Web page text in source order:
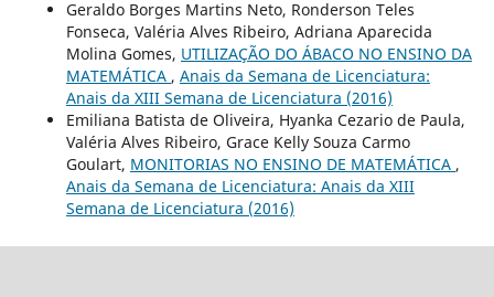
Geraldo Borges Martins Neto, Ronderson Teles
Fonseca, Valéria Alves Ribeiro, Adriana Aparecida
Molina Gomes, UTILIZAÇÃO DO ÁBACO NO ENSINO DA
MATEMÁTICA , Anais da Semana de Licenciatura:
Anais da XIII Semana de Licenciatura (2016)
Emiliana Batista de Oliveira, Hyanka Cezario de Paula,
Valéria Alves Ribeiro, Grace Kelly Souza Carmo
Goulart, MONITORIAS NO ENSINO DE MATEMÁTICA ,
Anais da Semana de Licenciatura: Anais da XIII
Semana de Licenciatura (2016)